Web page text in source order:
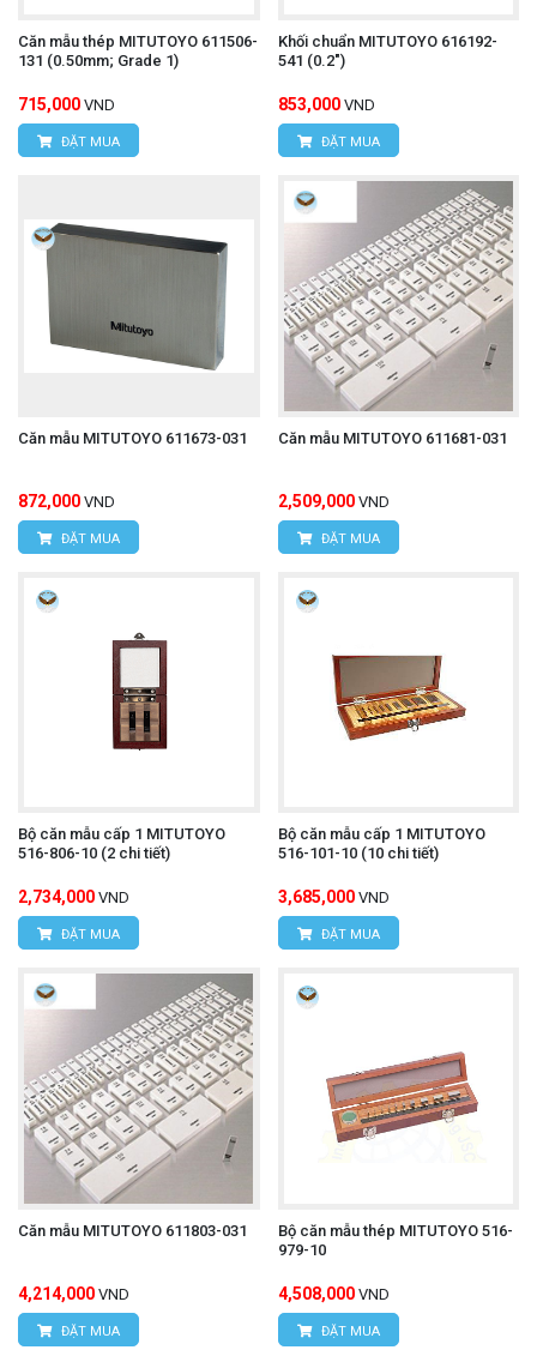
Căn mẫu thép MITUTOYO 611506-
131 (0.50mm; Grade 1)
715,000 VND
ĐẶT MUA
Khối chuẩn MITUTOYO 616192-
541 (0.2")
853,000 VND
ĐẶT MUA
Căn mẫu MITUTOYO 611673-031
872,000 VND
ĐẶT MUA
Căn mẫu MITUTOYO 611681-031
2,509,000 VND
ĐẶT MUA
Bộ căn mẫu cấp 1 MITUTOYO
516-806-10 (2 chi tiết)
2,734,000 VND
ĐẶT MUA
Bộ căn mẫu cấp 1 MITUTOYO
516-101-10 (10 chi tiết)
3,685,000 VND
ĐẶT MUA
Căn mẫu MITUTOYO 611803-031
4,214,000 VND
ĐẶT MUA
Bộ căn mẫu thép MITUTOYO 516-
979-10
4,508,000 VND
ĐẶT MUA